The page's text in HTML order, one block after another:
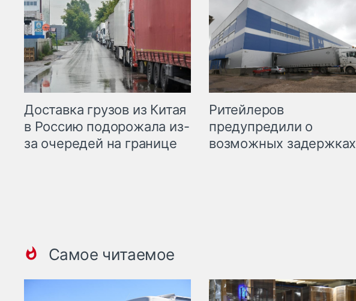
Доставка грузов из Китая
в Россию подорожала из-
за очередей на границе
Ритейлеров
предупредили о
возможных задержках
Самое читаемое